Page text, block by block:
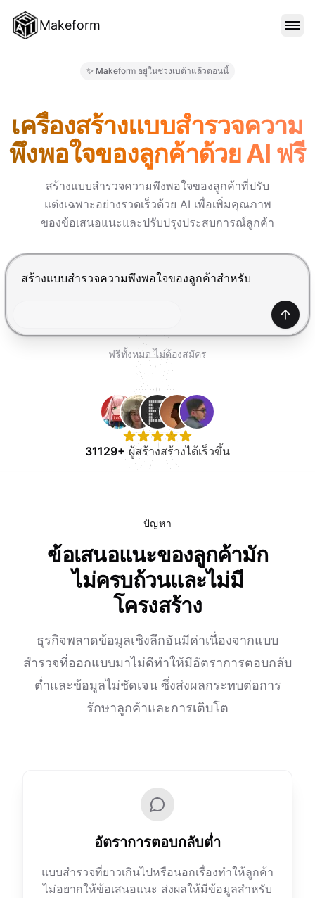
Makeform
บล็อก
เข้าสู่ระบบ
✨ Makeform อยู่ในช่วงเบต้าแล้วตอนนี้
เครื่องสร้างแบบสำรวจความ
พึงพอใจของลูกค้าด้วย AI ฟรี
สร้างแบบสำรวจความพึงพอใจของลูกค้าที่ปรับ
แต่งเฉพาะอย่างรวดเร็วด้วย AI เพื่อเพิ่มคุณภาพ
ของข้อเสนอแนะและปรับปรุงประสบการณ์ลูกค้า
กด Enter เพื่อส่ง, Shift+Enter เพื่อขึ้นบรรทัดใหม่
สร้าง
ฟรีทั้งหมด ไม่ต้องสมัคร
31129+ ผู้สร้างสร้างได้เร็วขึ้น
ปัญหา
ข้อเสนอแนะของลูกค้ามัก
ไม่ครบถ้วนและไม่มี
โครงสร้าง
ธุรกิจพลาดข้อมูลเชิงลึกอันมีค่าเนื่องจากแบบ
สำรวจที่ออกแบบมาไม่ดีทำให้มีอัตราการตอบกลับ
ต่ำและข้อมูลไม่ชัดเจน ซึ่งส่งผลกระทบต่อการ
รักษาลูกค้าและการเติบโต
อัตราการตอบกลับต่ำ
แบบสำรวจที่ยาวเกินไปหรือนอกเรื่องทำให้ลูกค้า
ไม่อยากให้ข้อเสนอแนะ ส่งผลให้มีข้อมูลสำหรับ